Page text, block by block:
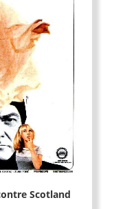
Scotland